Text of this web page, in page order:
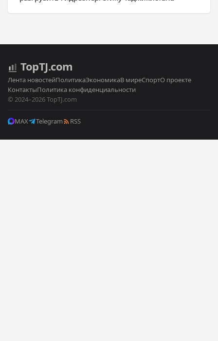
TopTJ.com
Лента новостейПолитикаЭкономикаВ миреСпортО проекте
КонтактыПолитика конфиденциальности
© 2024–2026 TopTJ.com
MAX Telegram RSS